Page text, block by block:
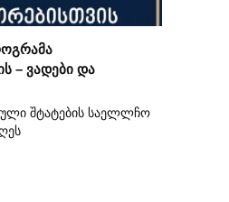
– ვადები და
შტატების საელლჩო